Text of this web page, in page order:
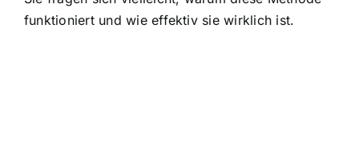
funktioniert und wie effektiv sie wirklich ist.